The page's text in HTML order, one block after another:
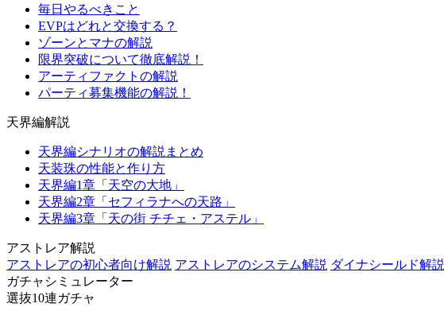
毎日やるべきこと
EVPはどれと交換する？
ゾーンとマナの解説
限界突破について徹底解説！
アーティファクトの解説
パーティ募集機能の解説！
天界編解説
天界編シナリオの解説まとめ
天装珠の性能と作り方
天界編1章「天空の大地」
天界編2章「セフィラナへの天路」
天界編3章「天の街 チチェ・アステル」
アストレア解説
アストレアの初心者向け解説 アストレアのシステム解説 ダイナシールド解説
ガチャシミュレーター
選抜10連ガチャ